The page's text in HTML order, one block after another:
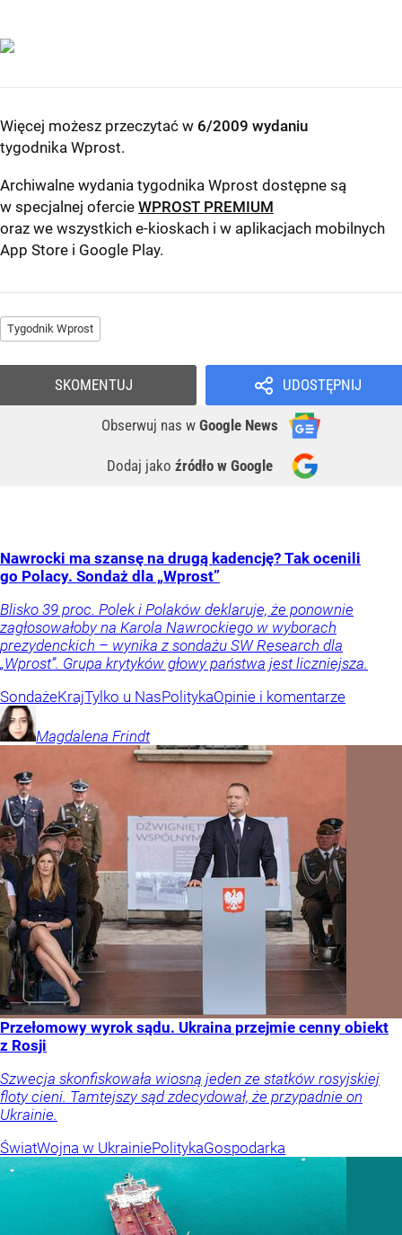
Więcej możesz przeczytać w 6/2009 wydaniu
tygodnika Wprost.
Archiwalne wydania tygodnika Wprost dostępne są
w specjalnej ofercie WPROST PREMIUM
oraz we wszystkich e-kioskach i w aplikacjach mobilnych
App Store i Google Play.
Tygodnik Wprost
UDOSTĘPNIJ
Obserwuj nas w Google News
Dodaj jako źródło w Google
SKOMENTUJ
Nawrocki ma szansę na drugą kadencję? Tak ocenili
go Polacy. Sondaż dla „Wprost”
Blisko 39 proc. Polek i Polaków deklaruje, że ponownie
zagłosowałoby na Karola Nawrockiego w wyborach
prezydenckich – wynika z sondażu SW Research dla
„Wprost”. Grupa krytyków głowy państwa jest liczniejsza.
SondażeKrajTylko u NasPolitykaOpinie i komentarze
Magdalena Frindt
Przełomowy wyrok sądu. Ukraina przejmie cenny obiekt
z Rosji
Szwecja skonfiskowała wiosną jeden ze statków rosyjskiej
floty cieni. Tamtejszy sąd zdecydował, że przypadnie on
Ukrainie.
ŚwiatWojna w UkrainiePolitykaGospodarka